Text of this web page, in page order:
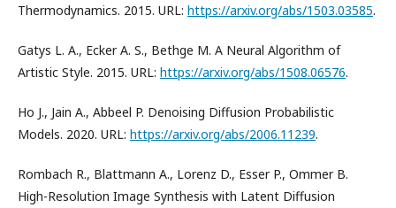
Thermodynamics. 2015. URL: https://arxiv.org/abs/1503.03585.
Gatys L. A., Ecker A. S., Bethge M. A Neural Algorithm of
Artistic Style. 2015. URL: https://arxiv.org/abs/1508.06576.
Ho J., Jain A., Abbeel P. Denoising Diffusion Probabilistic
Models. 2020. URL: https://arxiv.org/abs/2006.11239.
Rombach R., Blattmann A., Lorenz D., Esser P., Ommer B.
High-Resolution Image Synthesis with Latent Diffusion